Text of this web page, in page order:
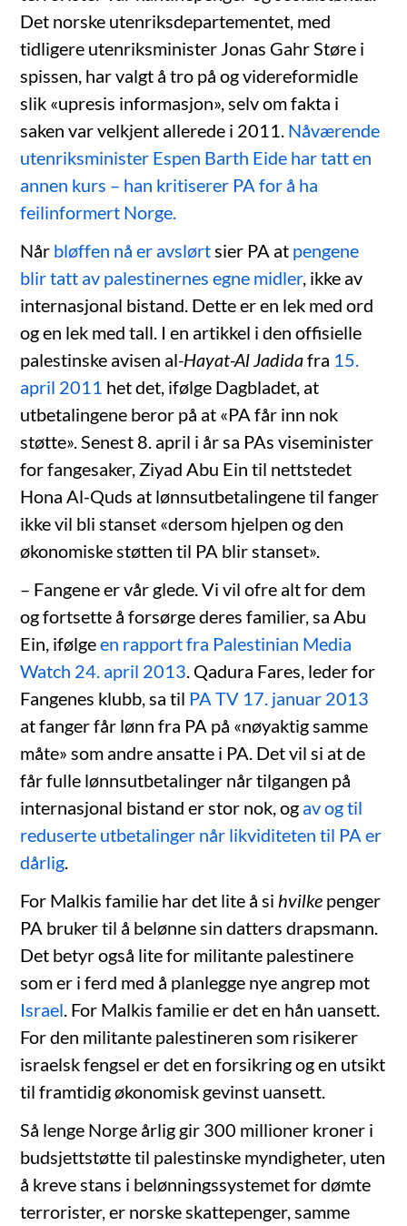
Det norske utenriksdepartementet, med
tidligere utenriksminister Jonas Gahr Støre i
spissen, har valgt å tro på og videreformidle
slik «upresis informasjon», selv om fakta i
saken var velkjent allerede i 2011. Nåværende
utenriksminister Espen Barth Eide har tatt en
annen kurs – han kritiserer PA for å ha
feilinformert Norge.
Når bløffen nå er avslørt sier PA at pengene
blir tatt av palestinernes egne midler, ikke av
internasjonal bistand. Dette er en lek med ord
og en lek med tall. I en artikkel i den offisielle
palestinske avisen al-Hayat-Al Jadidafra 15.
april 2011 het det, ifølge Dagbladet, at
utbetalingene beror på at «PA får inn nok
støtte». Senest 8. april i år sa PAs viseminister
for fangesaker, Ziyad Abu Ein til nettstedet
Hona Al-Quds at lønnsutbetalingene til fanger
ikke vil bli stanset «dersom hjelpen og den
økonomiske støtten til PA blir stanset».
– Fangene er vår glede. Vi vil ofre alt for dem
og fortsette å forsørge deres familier, sa Abu
Ein, ifølgeen rapport fra Palestinian Media
Watch 24. april 2013 . Qadura Fares, leder for
Fangenes klubb, sa til PA TV 17. januar 2013
at fanger får lønn fra PA på «nøyaktig samme
måte» som andre ansatte i PA. Det vil si at de
får fulle lønnsutbetalinger når tilgangen på
internasjonal bistand er stor nok, og av og til
reduserte utbetalinger når likviditeten til PA er
dårlig
For Malkis familie har det lite å si hvilke penger
PA bruker til å belønne sin datters drapsmann.
Det betyr også lite for militante palestinere
som er i ferd med å planlegge nye angrep mot
Israel . For Malkis familie er det en hån uansett.
For den militante palestineren som risikerer
israelsk fengsel er det en forsikring og en utsikt
til framtidig økonomisk gevinst uansett.
Så lenge Norge årlig gir 300 millioner kroner i
budsjettstøtte til palestinske myndigheter, uten
å kreve stans i belønningssystemet for dømte
terrorister, er norske skattepenger, samme